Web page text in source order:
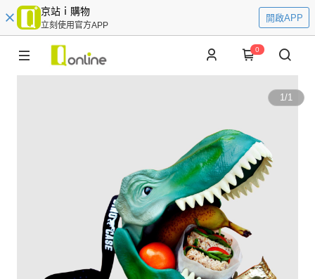
京站ｉ購物
立刻使用官方APP
開啟APP
0
1/1